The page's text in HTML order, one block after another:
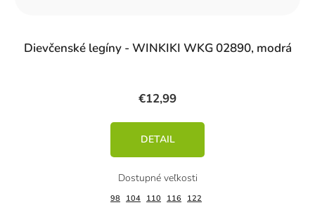
Dievčenské legíny - WINKIKI WKG 02890, modrá
€12,99
DETAIL
98 104 110 116 122